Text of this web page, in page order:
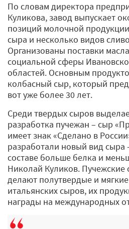
По словам директора
Куликова, завод выпускает
позиций молочной
сыра и несколько видов
Организованы поставки
социальной сферы
областей. Основным
колбасный сыр, который
вот уже более 30 лет.
Среди твердых сыров
разработка пучежан – сыр
имеет знак «Сделано в
разработали новый вид сыра
составе больше белка и
Николай Куликов.
делают полутвердые и
итальянских сыров, их
награды на международных